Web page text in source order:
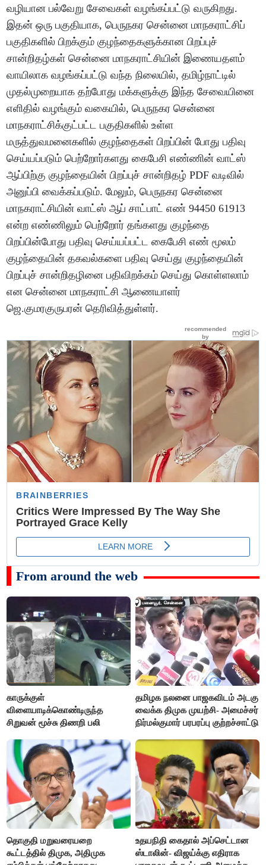
வழியான பல்வேறு சேவைகள் வழங்கப்பட்டு வருகிறது.
இதன் ஒரு பகுதியாக, பெருநகர சென்னை மாநகராட்சிப்
பகுதிகளில் பிறக்கும் குழந்தைகளுக்கான பிறப்புச்
சான்றிதழ்கள் சென்னை மாநகராட்சியின் இணையதளம்
வாயிலாக வழங்கப்பட்டு வந்த நிலையில், தமிழ்நாட்டில்
முதல்முறையாக தற்போது மக்களுக்கு இந்த சேவையினை
எளிதில் வழங்கும் வகையில், பெருநகர சென்னை
மாநகராட்சிக்குட்பட்ட பகுதிகளில் உள்ள
மருத்துவமனைகளில் குழந்தைகள் பிறப்பின் போது பதிவு
செய்யப்படும் பெற்றோர்களது கைபேசி எண்ணின் வாட்ஸ்
ஆப்பிற்கு குழந்தையின் பிறப்புச் சான்றிதழ் PDF வடிவில்
அனுப்பி வைக்கப்படும். மேலும், பெருநகர சென்னை
மாநகராட்சியின் வாட்ஸ் ஆப் சாட்பாட் எண் 94450 61913
என்ற எண்ணிலும் பெற்றோர் தங்களது குழந்தை
பிறப்பின்போது பதிவு செய்யப்பட்ட கைபேசி எண் மூலம்
குழந்தையின் தகவல்களை பதிவு செய்து குழந்தையின்
பிறப்புச் சான்றிதழினை பதிவிறக்கம் செய்து கொள்ளலாம்
என சென்னை மாநகராட்சி ஆணையாளர்
ஜெ.குமரகுருபரன் தெரிவித்துள்ளர்.
From around the web
காருக்குள்
விளையாடிக்கொண்டிருந்த
சிறுவன் மூச்சு திணறி பலி
தமிழக நலனை பாஜகவிடம் அடகு
வைக்க திமுக முயற்சி- அமைச்சர்
நிர்மல்குமார் பரபரப்பு குற்றச்சாட்டு
தொகுதி மறுவரையறை
கூட்டத்தில் திமுக, அதிமுக
உதயநிதி கைதால் அப்செட்டான
ஸ்டாலின்- விஜய்க்கு எதிராக